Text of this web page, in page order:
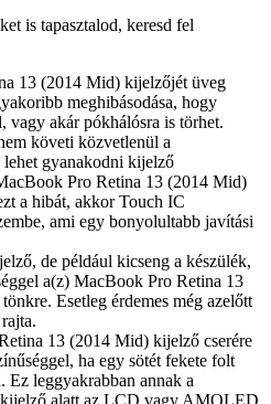
is tapasztalod, keresd fel
13 (2014 Mid) kijelzőjét üveg
meghibásodása, hogy
vagy akár pókhálósra is törhet.
követi közvetlenül a
gyanakodni kijelző
Pro Retina 13 (2014 Mid)
a hibát, akkor Touch IC
ami egy bonyolultabb javítási
de például kicseng a készülék,
a(z) MacBook Pro Retina 13
Esetleg érdemes még azelőtt
13 (2014 Mid) kijelző cserére
ha egy sötét fekete folt
Ez leggyakrabban annak a